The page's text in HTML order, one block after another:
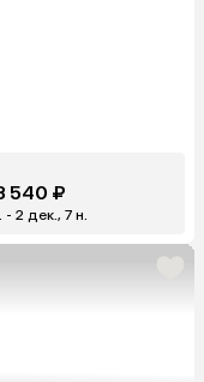
540 ₽
- 2 дек., 7 н.